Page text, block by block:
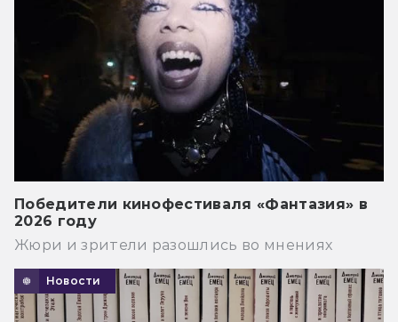
Победители кинофестиваля «Фантазия» в
2026 году
Жюри и зрители разошлись во мнениях
Новости